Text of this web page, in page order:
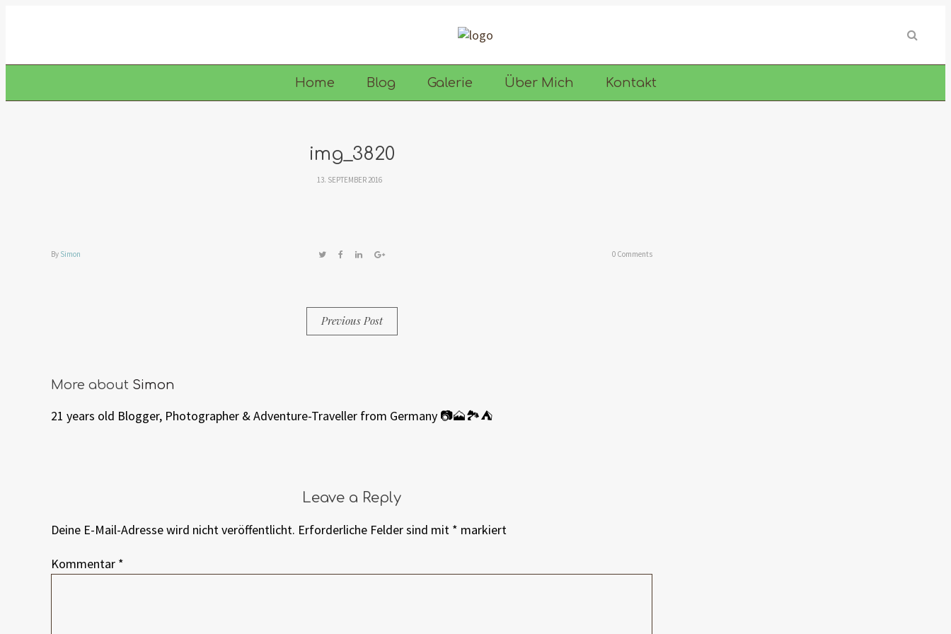
Home Blog Galerie Über Mich Kontakt
img_3820
13. SEPTEMBER 2016
By Simon 0 Comments
Previous Post
More about Simon
21 years old Blogger, Photographer & Adventure-Traveller from Germany 📷🗻🏞⛺️
Leave a Reply
Deine E-Mail-Adresse wird nicht veröffentlicht. Erforderliche Felder sind mit * markiert
Kommentar *